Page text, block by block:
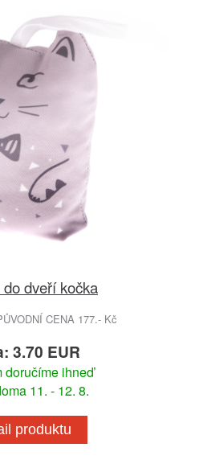
dveří kočka
CENA 177.- Kč
3.70 EUR
doručíme ihneď
11. - 12. 8.
produktu